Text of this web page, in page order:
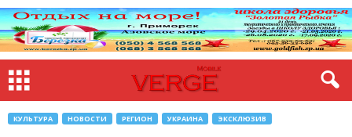
КУЛЬТУРА НОВОСТИ РЕГИОН УКРАИНА ЭКСКЛЮЗИВ